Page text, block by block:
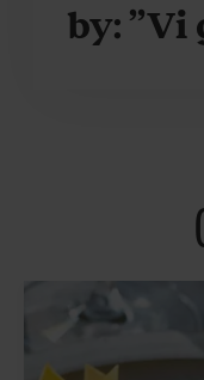
by: ”Vi